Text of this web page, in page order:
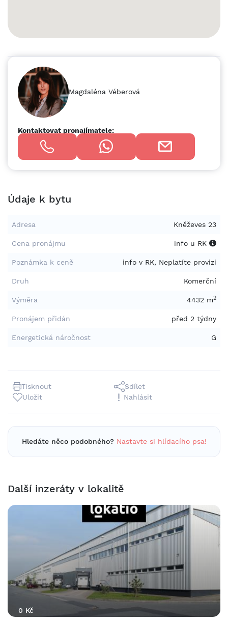
Magdaléna Véberová
Kontaktovat pronajímatele:
Tisknout
Sdílet
Uložit
Nahlásit
Hledáte něco podobného? Nastavte si hlídacího psa!
Údaje k bytu
Adresa Kněževes 23
Cena pronájmu info u RK
Poznámka k ceně info v RK, Neplatíte provizi
Druh Komerční
Výměra 4432 m2
Pronájem přidán před 2 týdny
Energetická náročnost G
Další inzeráty v lokalitě
0 Kč